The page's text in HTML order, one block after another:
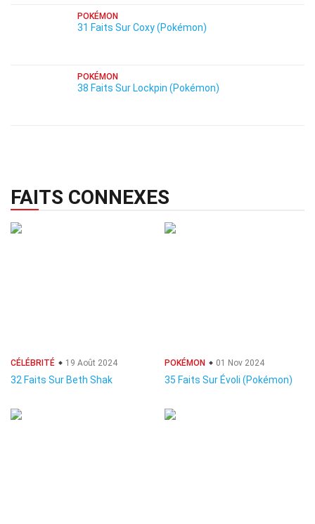
POKÉMON
31 Faits Sur Coxy (Pokémon)
POKÉMON
38 Faits Sur Lockpin (Pokémon)
FAITS CONNEXES
CÉLÉBRITÉ 19 Août 2024
32 Faits Sur Beth Shak
POKÉMON 01 Nov 2024
35 Faits Sur Évoli (Pokémon)